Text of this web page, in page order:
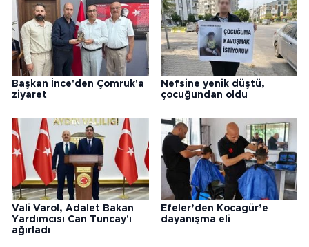
Başkan İnce'den Çomruk'a
ziyaret
Nefsine yenik düştü,
çocuğundan oldu
Vali Varol, Adalet Bakan
Yardımcısı Can Tuncay'ı
ağırladı
Efeler’den Kocagür’e
dayanışma eli